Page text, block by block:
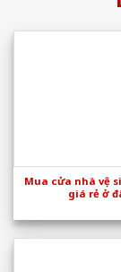
Mua cửa nhà vệ
giá rẻ ở